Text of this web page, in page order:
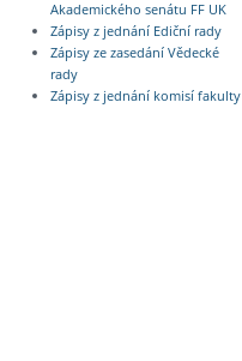
Akademického senátu FF UK
Zápisy z jednání Ediční rady
Zápisy ze zasedání Vědecké
rady
Zápisy z jednání komisí fakulty